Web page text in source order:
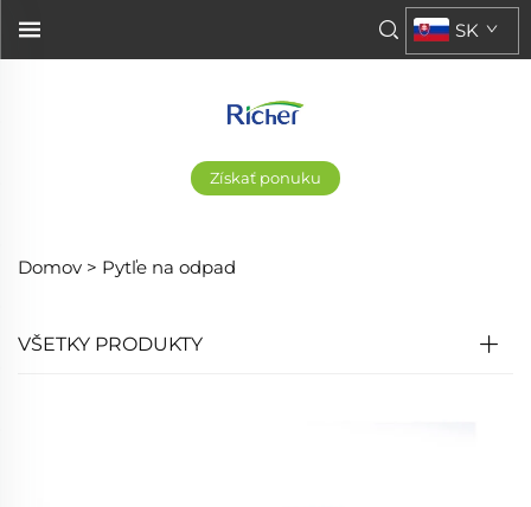
Získať ponuku
SK
Domov > Pytľe na odpad
VŠETKY PRODUKTY